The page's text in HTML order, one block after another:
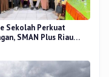
Sekolah Perkuat
SMAN Plus Riau